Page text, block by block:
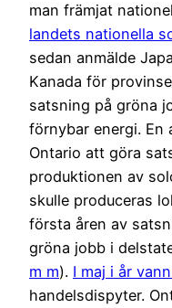
man främjat
landets nationella
sedan anmälde
Kanada för
satsning på gröna
förnybar energi.
Ontario att göra
produktionen av
skulle produceras
första åren av
gröna jobb i
m m). I maj i år
handelsdispyter.